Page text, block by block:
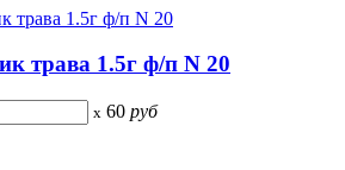
трава 1.5г ф/п N 20
x 60 руб